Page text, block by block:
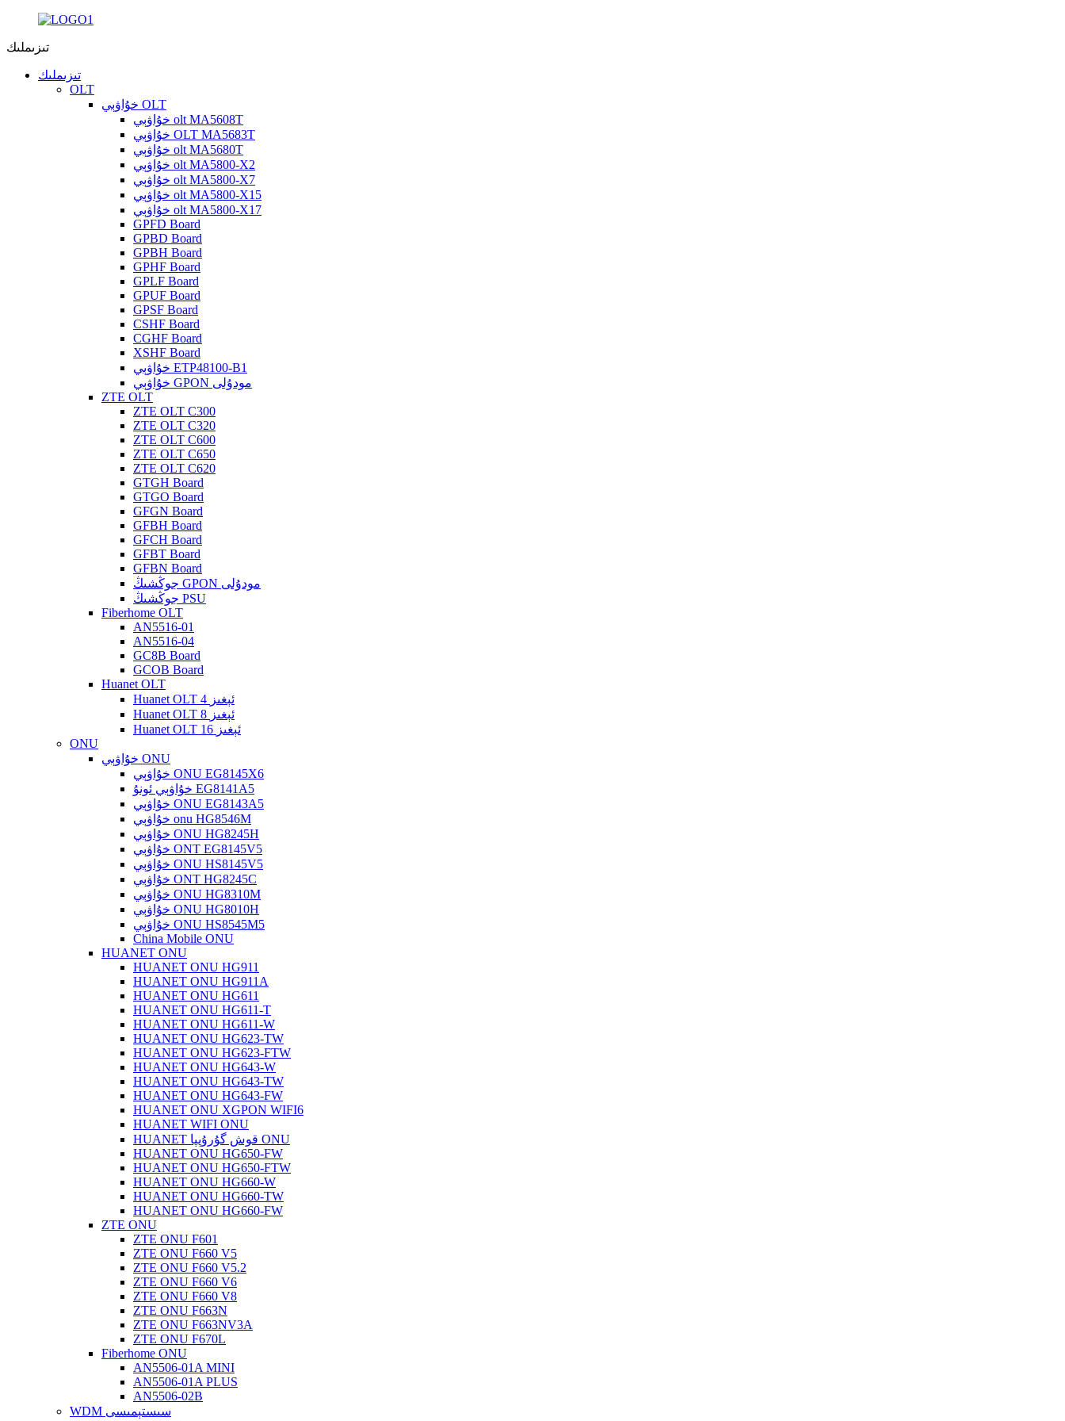
تىزىملىك
تىزىملىك
OLT
خۇاۋېي OLT
خۇاۋېي olt MA5608T
خۇاۋېي OLT MA5683T
خۇاۋېي olt MA5680T
خۇاۋېي olt MA5800-X2
خۇاۋېي olt MA5800-X7
خۇاۋېي olt MA5800-X15
خۇاۋېي olt MA5800-X17
GPFD Board
GPBD Board
GPBH Board
GPHF Board
GPLF Board
GPUF Board
GPSF Board
CSHF Board
CGHF Board
XSHF Board
خۇاۋېي ETP48100-B1
خۇاۋېي GPON مودۇلى
ZTE OLT
ZTE OLT C300
ZTE OLT C320
ZTE OLT C600
ZTE OLT C650
ZTE OLT C620
GTGH Board
GTGO Board
GFGN Board
GFBH Board
GFCH Board
GFBT Board
GFBN Board
جوڭشىڭ GPON مودۇلى
جوڭشىڭ PSU
Fiberhome OLT
AN5516-01
AN5516-04
GC8B Board
GCOB Board
Huanet OLT
Huanet OLT 4 ئېغىز
Huanet OLT 8 ئېغىز
Huanet OLT 16 ئېغىز
ONU
خۇاۋېي ONU
خۇاۋېي ONU EG8145X6
خۇاۋېي ئونۇ EG8141A5
خۇاۋېي ONU EG8143A5
خۇاۋېي onu HG8546M
خۇاۋېي ONU HG8245H
خۇاۋېي ONT EG8145V5
خۇاۋېي ONU HS8145V5
خۇاۋېي ONT HG8245C
خۇاۋېي ONU HG8310M
خۇاۋېي ONU HG8010H
خۇاۋېي ONU HS8545M5
China Mobile ONU
HUANET ONU
HUANET ONU HG911
HUANET ONU HG911A
HUANET ONU HG611
HUANET ONU HG611-T
HUANET ONU HG611-W
HUANET ONU HG623-TW
HUANET ONU HG623-FTW
HUANET ONU HG643-W
HUANET ONU HG643-TW
HUANET ONU HG643-FW
HUANET ONU XGPON WIFI6
HUANET WIFI ONU
HUANET قوش گۇرۇپپا ONU
HUANET ONU HG650-FW
HUANET ONU HG650-FTW
HUANET ONU HG660-W
HUANET ONU HG660-TW
HUANET ONU HG660-FW
ZTE ONU
ZTE ONU F601
ZTE ONU F660 V5
ZTE ONU F660 V5.2
ZTE ONU F660 V6
ZTE ONU F660 V8
ZTE ONU F663N
ZTE ONU F663NV3A
ZTE ONU F670L
Fiberhome ONU
AN5506-01A MINI
AN5506-01A PLUS
AN5506-02B
WDM سىستېمىسى